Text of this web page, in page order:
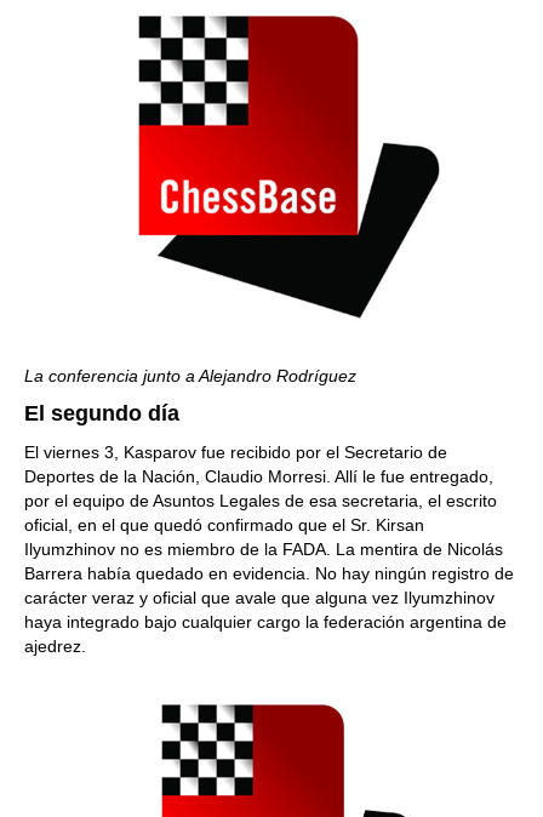
La conferencia junto a Alejandro Rodríguez
El segundo día
El viernes 3, Kasparov fue recibido por el Secretario de
Deportes de la Nación, Claudio Morresi. Allí le fue entregado,
por el equipo de Asuntos Legales de esa secretaria, el escrito
oficial, en el que quedó confirmado que el Sr. Kirsan
Ilyumzhinov no es miembro de la FADA. La mentira de Nicolás
Barrera había quedado en evidencia. No hay ningún registro de
carácter veraz y oficial que avale que alguna vez Ilyumzhinov
haya integrado bajo cualquier cargo la federación argentina de
ajedrez.